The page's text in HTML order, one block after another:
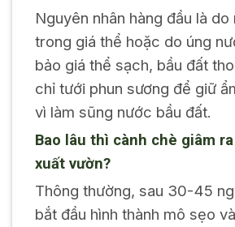
Nguyên nhân hàng đầu là do
trong giá thể hoặc do úng
bảo giá thể sạch, bầu đất
chỉ tưới phun sương để giữ
vì làm sũng nước bầu đất.
Bao lâu thì cành chè giâm
xuất vườn?
Thông thường, sau 30-45
bắt đầu hình thành mô sẹo